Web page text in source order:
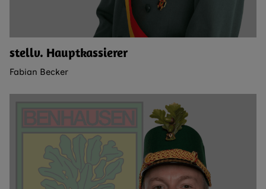
stellv. Hauptkassierer
Fabian Becker